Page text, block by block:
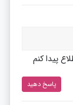
پیدا کنم
پاسخ دهید